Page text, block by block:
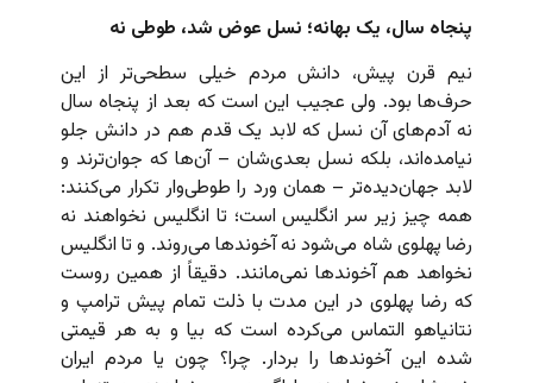
پنجاه سال، یک بهانه؛ نسل عوض شد، طوطی نه
نیم قرن پیش، دانش مردم خیلی سطحی‌تر از این
حرف‌ها بود. ولی عجیب این است که بعد از پنجاه سال
نه آدم‌های آن نسل که لابد یک قدم هم در دانش جلو
نیامده‌اند، بلکه نسل بعدی‌شان – آن‌ها که جوان‌ترند و
لابد جهان‌دیده‌تر – همان ورد را طوطی‌وار تکرار می‌کنند:
همه چیز زیر سر انگلیس است؛ تا انگلیس نخواهند نه
رضا پهلوی شاه می‌شود نه آخوندها می‌روند. و تا انگلیس
نخواهد هم آخوندها نمی‌مانند. دقیقاً از همین روست
که رضا پهلوی در این مدت با ذلت تمام پیش ترامپ و
نتانیاهو التماس می‌کرده است که بیا و به هر قیمتی
شده این آخوندها را بردار. چرا؟ چون یا مردم ایران